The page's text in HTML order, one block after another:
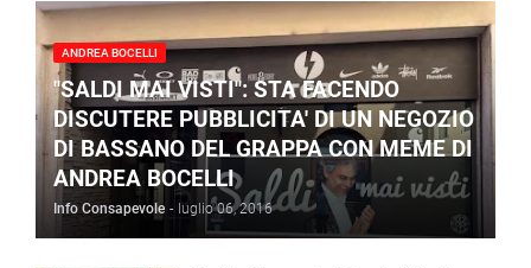
ANDREA BOCELLI
"SALDI MAI VISTI": STA FACENDO
DISCUTERE PUBBLICITA' DI UN NEGOZIO
DI BASSANO DEL GRAPPA CON MEME DI
ANDREA BOCELLI
Info Consapevole - luglio 06, 2016